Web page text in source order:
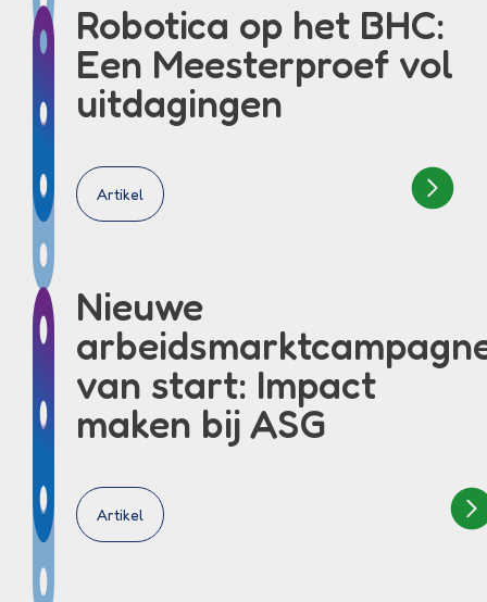
Robotica op het BHC:
Een Meesterproef vol
uitdagingen
Artikel
Nieuwe
van start: Impact
maken bij ASG
Artikel